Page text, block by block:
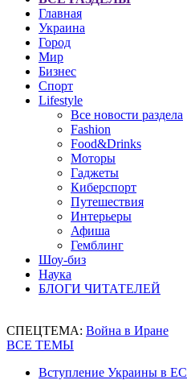
Главная
Украина
Город
Мир
Бизнес
Спорт
Lifestyle
Все новости раздела
Fashion
Food&Drinks
Моторы
Гаджеты
Киберспорт
Путешествия
Интерьеры
Афиша
Гемблинг
Шоу-биз
Наука
БЛОГИ ЧИТАТЕЛЕЙ
СПЕЦТЕМА: Война в Иране
ВСЕ ТЕМЫ
Вступление Украины в ЕС